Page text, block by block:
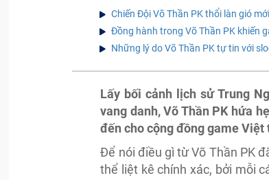
Chiến Đội Võ Thần PK thổi làn gió
Đồng hành trong Võ Thần PK khiến
Những lý do Võ Thần PK tự tin với
Lấy bối cảnh lịch sử Trung
vang danh, Võ Thần PK hứa
đến cho cộng đồng game
Để nói điều gì từ Võ Thần PK
thể liệt kê chính xác, bởi mỗi